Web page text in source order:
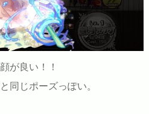
が良い！！
同じポーズっぽい。